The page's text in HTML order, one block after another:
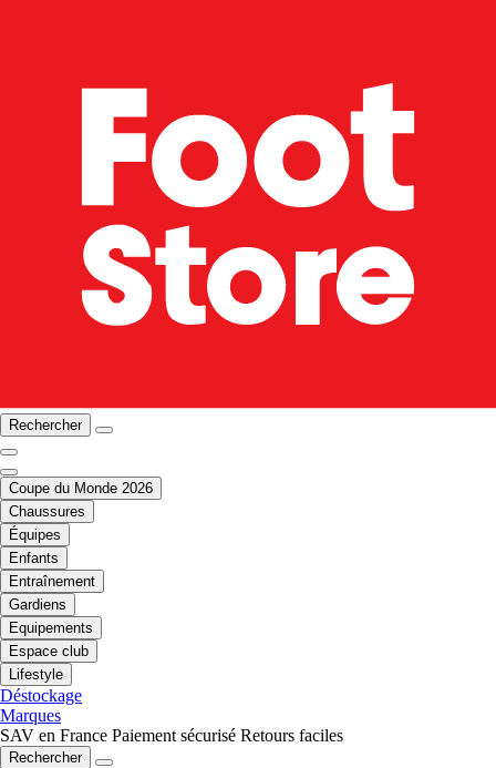
Rechercher
Coupe du Monde 2026
Chaussures
Équipes
Enfants
Entraînement
Gardiens
Equipements
Espace club
Lifestyle
Déstockage
Marques
SAV en France Paiement sécurisé Retours faciles
Rechercher